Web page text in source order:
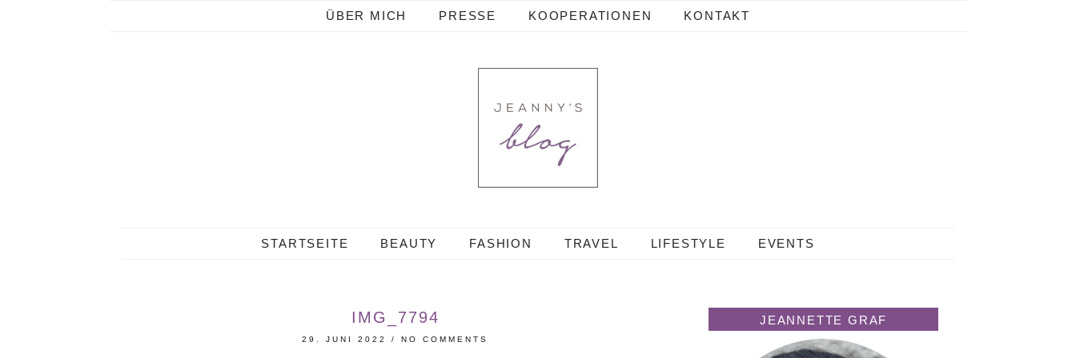
ÜBER MICH PRESSE KOOPERATIONEN KONTAKT
STARTSEITE BEAUTY FASHION TRAVEL LIFESTYLE EVENTS
IMG_7794
29. JUNI 2022 /NO COMMENTS
JEANNETTE GRAF